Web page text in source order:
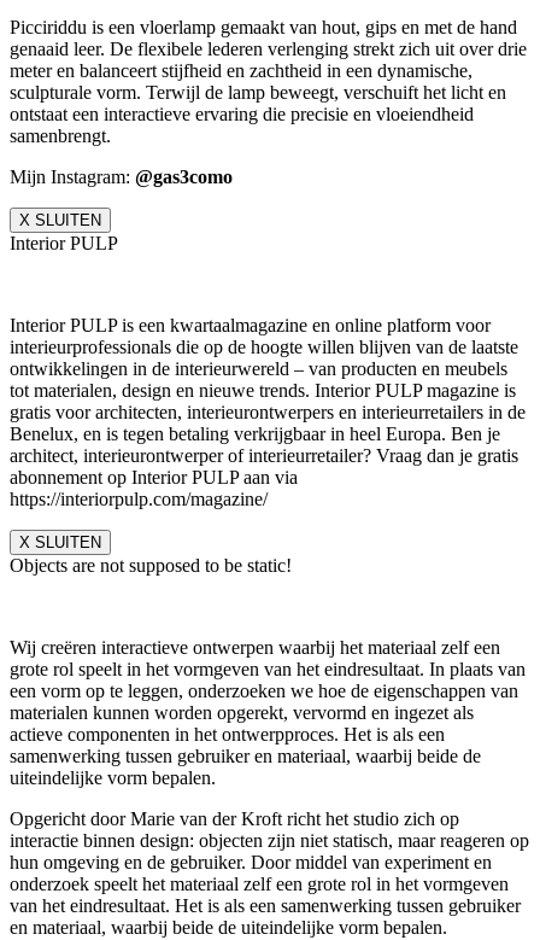
Picciriddu is een vloerlamp gemaakt van hout, gips en met de hand
genaaid leer. De flexibele lederen verlenging strekt zich uit over drie
meter en balanceert stijfheid en zachtheid in een dynamische,
sculpturale vorm. Terwijl de lamp beweegt, verschuift het licht en
ontstaat een interactieve ervaring die precisie en vloeiendheid
samenbrengt.
Mijn Instagram: @gas3como
X SLUITEN
Interior PULP
Interior PULP is een kwartaalmagazine en online platform voor
interieurprofessionals die op de hoogte willen blijven van de laatste
ontwikkelingen in de interieurwereld – van producten en meubels
tot materialen, design en nieuwe trends. Interior PULP magazine is
gratis voor architecten, interieurontwerpers en interieurretailers in de
Benelux, en is tegen betaling verkrijgbaar in heel Europa. Ben je
architect, interieurontwerper of interieurretailer? Vraag dan je gratis
abonnement op Interior PULP aan via
https://interiorpulp.com/magazine/
X SLUITEN
Objects are not supposed to be static!
Wij creëren interactieve ontwerpen waarbij het materiaal zelf een
grote rol speelt in het vormgeven van het eindresultaat. In plaats van
een vorm op te leggen, onderzoeken we hoe de eigenschappen van
materialen kunnen worden opgerekt, vervormd en ingezet als
actieve componenten in het ontwerpproces. Het is als een
samenwerking tussen gebruiker en materiaal, waarbij beide de
uiteindelijke vorm bepalen.
Opgericht door Marie van der Kroft richt het studio zich op
interactie binnen design: objecten zijn niet statisch, maar reageren op
hun omgeving en de gebruiker. Door middel van experiment en
onderzoek speelt het materiaal zelf een grote rol in het vormgeven
van het eindresultaat. Het is als een samenwerking tussen gebruiker
en materiaal, waarbij beide de uiteindelijke vorm bepalen.